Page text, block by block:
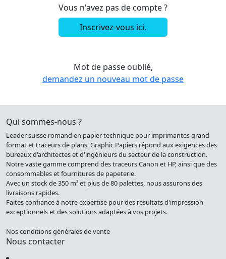
Vous n'avez pas de compte ?
Inscrivez-vous ici.
Mot de passe oublié,
demandez un nouveau mot de passe
Qui sommes-nous ?
Leader suisse romand en papier technique pour imprimantes grand
format et traceurs de plans, Graphic Papiers répond aux exigences des
bureaux d'architectes et d'ingénieurs du secteur de la construction.
Notre vaste gamme comprend des traceurs Canon et HP, ainsi que des
consommables et fournitures de papeterie.
Avec un stock de 350 m² et plus de 80 palettes, nous assurons des
livraisons rapides.
Faites confiance à notre expertise pour des résultats d'impression
exceptionnels et des solutions adaptées à vos projets.
Nos conditions générales de vente
Nous contacter